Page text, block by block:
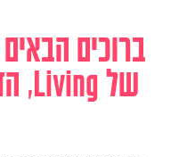
ברוכים
של Living, הדרך הנכונה לחיות.